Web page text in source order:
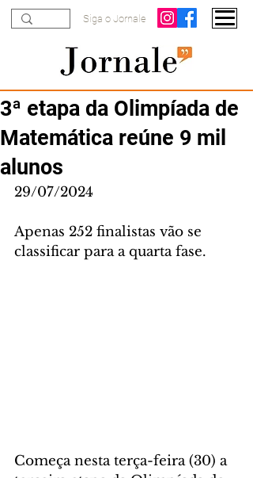
Siga o Jornale
3ª etapa da Olimpíada de
Matemática reúne 9 mil
alunos
29/07/2024
Apenas 252 finalistas vão se
classificar para a quarta fase.
Começa nesta terça-feira (30) a